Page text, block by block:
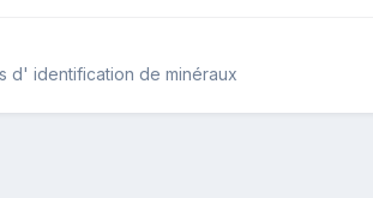
d' identification de minéraux